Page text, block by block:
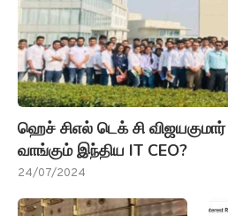
ஹெச் சிஎல் டெக் சி
வாங்கும் இந்திய IT CEO?
24/07/2024